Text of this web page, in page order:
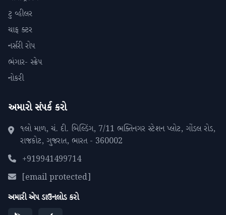
ટુ વ્હીલર
ચાફ ક્ટર
નર્સરી રોપ
ભંગાર- સ્ક્રેપ
નોકરી
અમારો સંપર્ક કરો
૧લો માળ, ચં. દી. બિલ્ડિંગ, 7/11 ભક્તિનગર સ્ટેશન પ્લોટ, ગોંડલ રોડ,
રાજકોટ, ગુજરાત, ભારત - 360002
+919941499714
[email protected]
અમારી એપ ડાઉનલોડ કરો